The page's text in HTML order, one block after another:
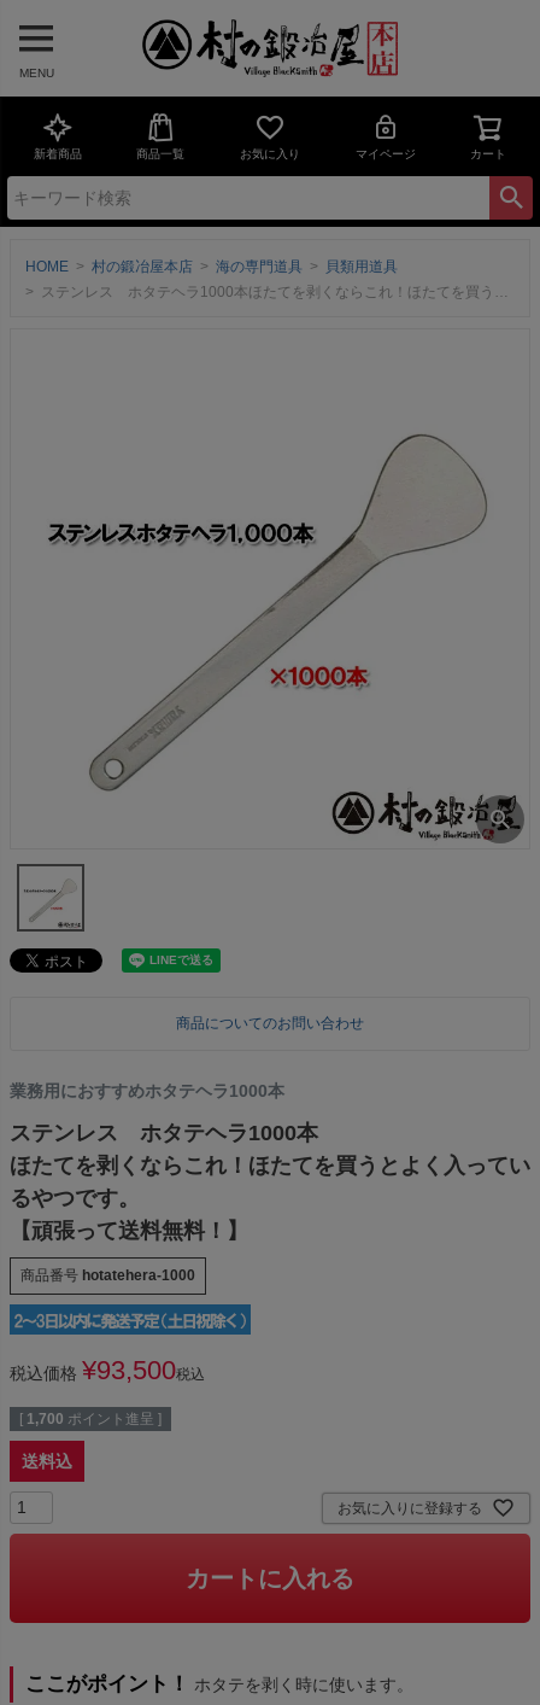
MENU
新着商品 商品一覧 お気に入り マイページ カート
HOME 村の鍛冶屋本店 海の専門道具
貝類用道具
ステンレス ホタテヘラ1000本ほたてを剥くならこれ！ほたてを買うとよく入っているやつです。【頑張って送料無料！】
商品についてのお問い合わせ
業務用におすすめホタテヘラ1000本
ステンレス ホタテヘラ1000本
ほたてを剥くならこれ！ほたてを買うとよく入ってい
るやつです。
【頑張って送料無料！】
商品番号 hotatehera-1000
税込価格 ¥93,500税込
[ 1,700 ポイント進呈 ]
送料込
お気に入りに登録する
カートに入れる
ここがポイント！ ホタテを剥く時に使います。